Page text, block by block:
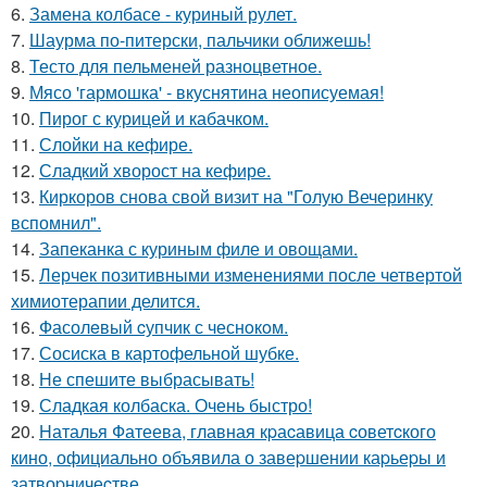
6. Замена колбасе - куриный рулет.
7. Шаурма по-питерски, пальчики оближешь!
8. Тесто для пельменей разноцветное.
9. Мясо 'гармошка' - вкуснятина неописуемая!
10. Пирог с курицей и кабачком.
11. Слойки на кефире.
12. Сладкий хворост на кефире.
13. Киркоров снова свой визит на "Голую Вечеринку
вспомнил".
14. Запеканка с куриным филе и овощами.
15. Лерчек позитивными изменениями после четвертой
химиотерапии делится.
16. Фасолeвый cупчик с чеснoкoм.
17. Сосиска в картофельной шубке.
18. Не спешите выбрасывать!
19. Сладкая колбаска. Очень быстро!
20. Hаталья Фатеева, главная кpаcавица cоветcкого
кино, официально объявила о завеpшении каpьеpы и